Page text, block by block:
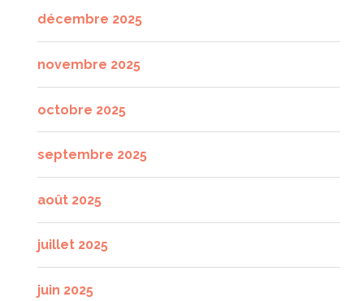
décembre 2025
novembre 2025
octobre 2025
septembre 2025
août 2025
juillet 2025
juin 2025